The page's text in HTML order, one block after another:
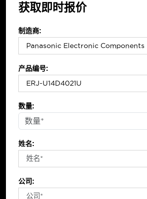
获取即时报价
制造商:
产品编号:
数量:
姓名:
公司: